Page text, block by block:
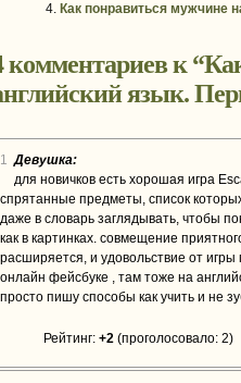
Как понравиться мужчине
комментариев к “
язык.
1 Девушка:
для новичков есть хорошая игра
спрятанные предметы, список
даже в словарь заглядывать, чтобы
как в картинках. совмещение
расширяется, и удовольствие от
онлайн фейсбуке , там тоже на
просто пишу способы как учить и не
Рейтинг: +2 (проголосовало: 2)